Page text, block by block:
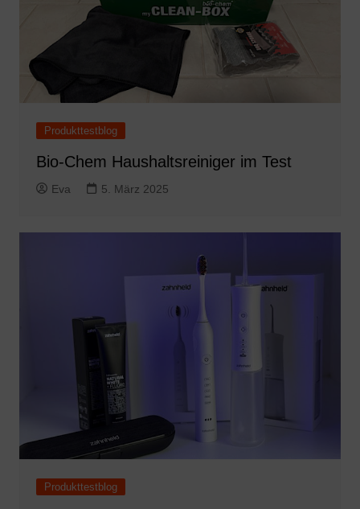
Produkttestblog
Bio-Chem Haushaltsreiniger im Test
Eva 5. März 2025
Produkttestblog